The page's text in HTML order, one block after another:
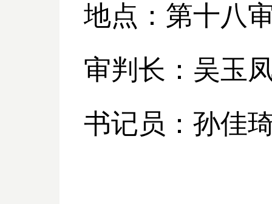
地点：第十八
审判长：吴玉
书记员：孙佳